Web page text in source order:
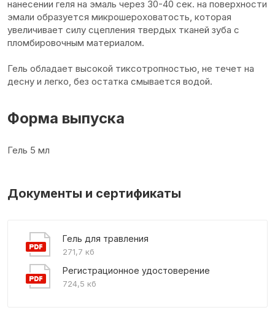
нанесении геля на эмаль через 30-40 сек. на поверхности
эмали образуется микрошероховатость, которая
увеличивает силу сцепления твердых тканей зуба с
пломбировочным материалом.
Гель обладает высокой тиксотропностью, не течет на
десну и легко, без остатка смывается водой.
Форма выпуска
Гель 5 мл
Документы и сертификаты
Гель для травления
271,7 кб
Регистрационное удостоверение
724,5 кб